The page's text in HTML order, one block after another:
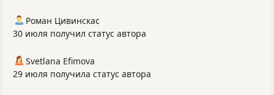
Роман Цивинскас
30 июля получил статус автора
Svetlana Efimova
29 июля получила статус автора